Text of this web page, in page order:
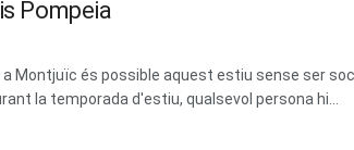
Pompeia
Montjuïc és possible aquest estiu sense ser
la temporada d'estiu, qualsevol persona hi...